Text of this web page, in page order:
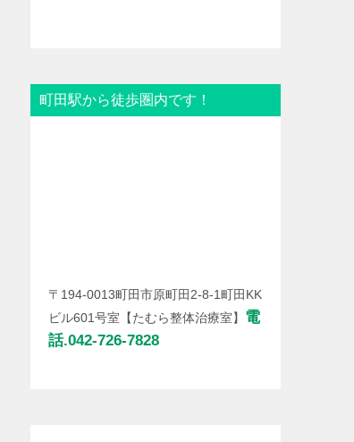
町田駅から徒歩圏内です！
〒194-0013町田市原町田2-8-1町田KK
ビル601号室【たむら整体治療室】 電
話.042-726-7828